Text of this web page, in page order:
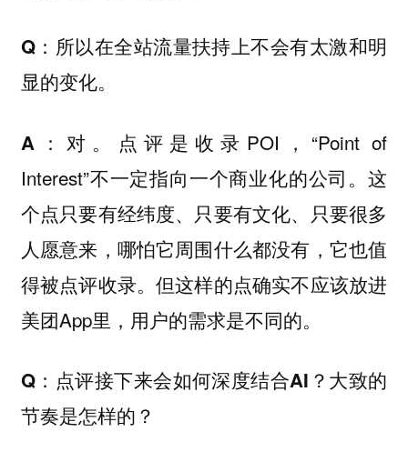
Q：所以在全站流量扶持上不会有太激和明
显的变化。
A： 对。点评是收录POI，“Point of
Interest”不一定指向一个商业化的公司。这
个点只要有经纬度、只要有文化、只要很多
人愿意来，哪怕它周围什么都没有，它也值
得被点评收录。但这样的点确实不应该放进
美团App里，用户的需求是不同的。
Q：点评接下来会如何深度结合AI？大致的
节奏是怎样的？